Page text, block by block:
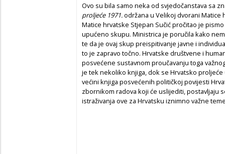
Ovo su bila samo neka od svjedočanstava sa
proljeće 1971.održana u Velikoj dvorani
Matice hrvatske Stjepan Sučić pročitao je
upućeno skupu. Ministrica je poručila kako
te da je ovaj skup preispitivanje javne i
to je zapravo točno. Hrvatske društvene i
posvećene sustavnom proučavanju toga
je tek nekoliko knjiga, dok se Hrvatsko
većini knjiga posvećenih političkoj povijesti
zbornikom radova koji će uslijediti, postavljaju
istraživanja ove za Hrvatsku iznimno važne